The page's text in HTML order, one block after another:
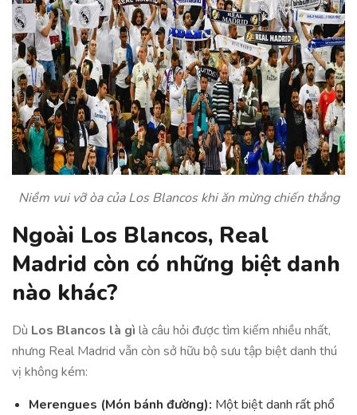
Niềm vui vỡ òa của Los Blancos khi ăn mừng chiến thắng
Ngoài Los Blancos, Real
Madrid còn có những biệt danh
nào khác?
Dù Los Blancos là gì là câu hỏi được tìm kiếm nhiều nhất,
nhưng Real Madrid vẫn còn sở hữu bộ sưu tập biệt danh thú
vị không kém:
Merengues (Món bánh đường): Một biệt danh rất phổ